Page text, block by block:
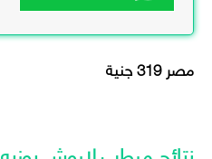
مصر 319 جنية